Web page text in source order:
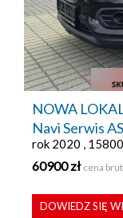
NOWA
Navi Serwis
rok 2020 ,
60900 zł cena
DOWIEDZ SIĘ